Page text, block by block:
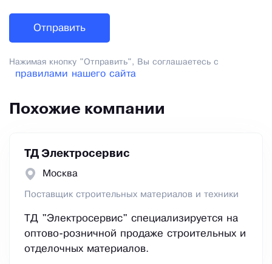
Нажимая кнопку "Отправить", Вы соглашаетесь с
правилами нашего сайта
Похожие компании
ТД Электросервис
Москва
Поставщик строительных материалов и техники
ТД "Электросервис" специализируется на
оптово-розничной продаже строительных и
отделочных материалов.